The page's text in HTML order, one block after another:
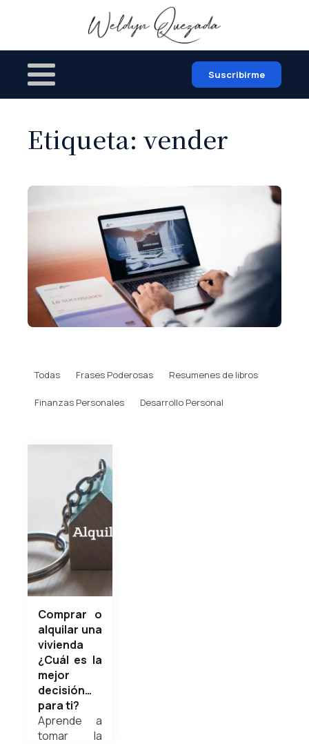
Suscribirme
Etiqueta: vender
Todas Frases Poderosas Resumenes de libros
Finanzas Personales Desarrollo Personal
Comprar o
alquilar una
vivienda
¿Cuál es la
mejor
decisión…
para ti?
Aprende a
tomar la